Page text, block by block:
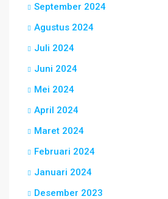
September 2024
Agustus 2024
Juli 2024
Juni 2024
Mei 2024
April 2024
Maret 2024
Februari 2024
Januari 2024
Desember 2023